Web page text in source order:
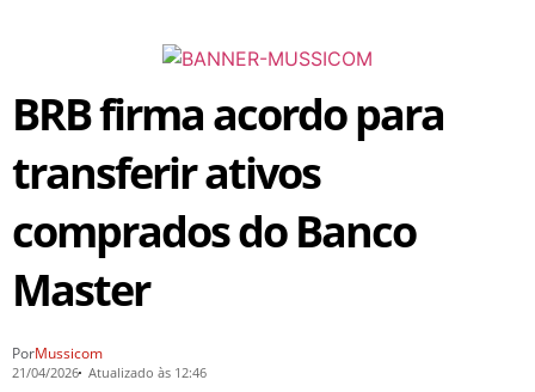
BRB firma acordo para
transferir ativos
comprados do Banco
Master
PorMussicom
21/04/2026 Atualizado às 12:46